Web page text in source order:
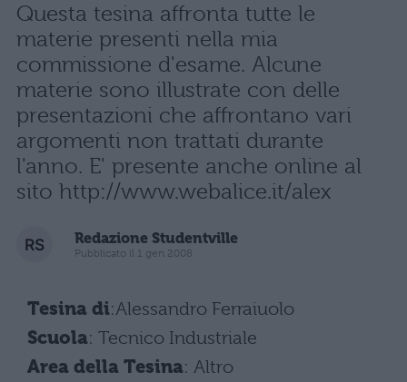
Questa tesina affronta tutte le
materie presenti nella mia
commissione d'esame. Alcune
materie sono illustrate con delle
presentazioni che affrontano vari
argomenti non trattati durante
l'anno. E' presente anche online al
sito http://www.webalice.it/alex
Redazione Studentville
Pubblicato il 1 gen 2008
Tesina di:Alessandro Ferraiuolo
Scuola: Tecnico Industriale
Area della Tesina: Altro